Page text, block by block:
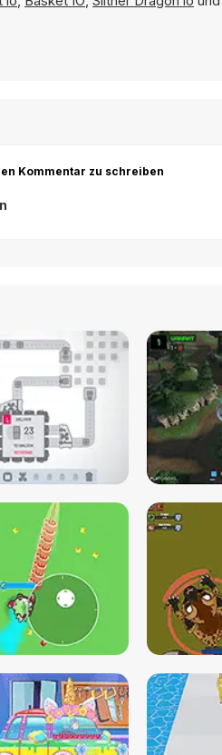
Kommentar zu schreiben